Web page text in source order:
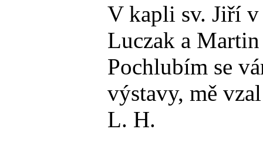
V kapli sv. Jiří v
Luczak a Martin
Pochlubím se
výstavy, mě
L. H.